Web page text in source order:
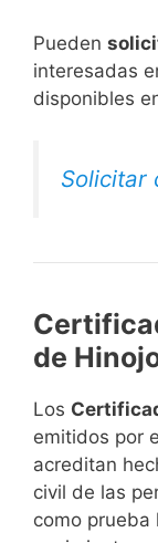
​Pueden
interesadas
disponibles
Solicitar
de
Los
emitidos por
acreditan
civil de las
como prueba